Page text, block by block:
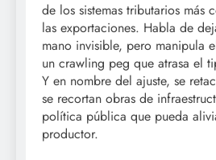
de los sistemas tributarios más
las exportaciones. Habla de
mano invisible, pero manipula
un crawling peg que atrasa el
Y en nombre del ajuste, se
se recortan obras de
política pública que pueda
productor.